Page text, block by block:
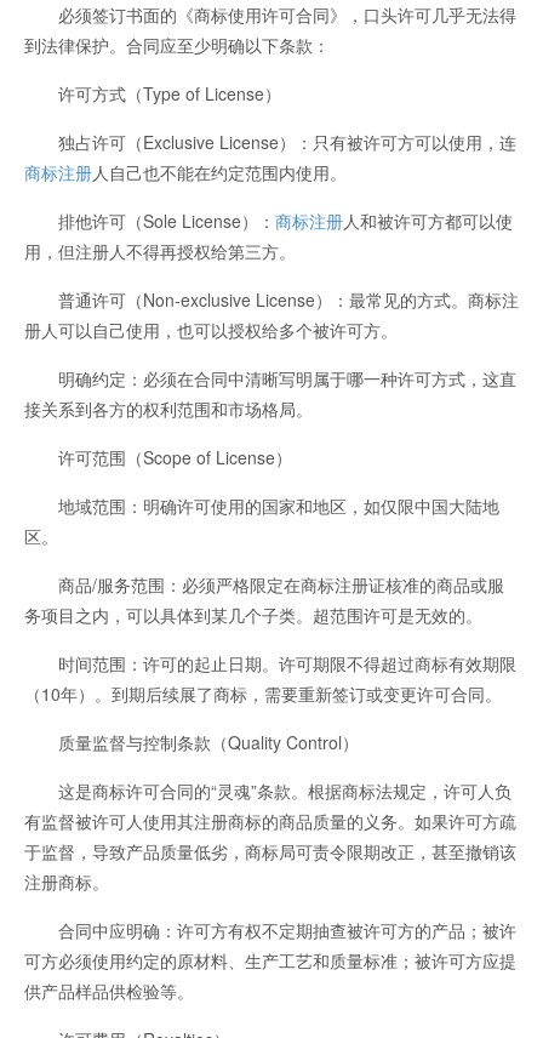
必须签订书面的《商标使用许可合同》，口头许可几乎无法得
到法律保护。合同应至少明确以下条款：
许可方式（Type of License）
独占许可（Exclusive License）：只有被许可方可以使用，连
商标注册人自己也不能在约定范围内使用。
排他许可（Sole License）： 商标注册人和被许可方都可以使
用，但注册人不得再授权给第三方。
普通许可（Non-exclusive License）：最常见的方式。商标注
册人可以自己使用，也可以授权给多个被许可方。
明确约定：必须在合同中清晰写明属于哪一种许可方式，这直
接关系到各方的权利范围和市场格局。
许可范围（Scope of License）
地域范围：明确许可使用的国家和地区，如仅限中国大陆地
区。
商品/服务范围：必须严格限定在商标注册证核准的商品或服
务项目之内，可以具体到某几个子类。超范围许可是无效的。
时间范围：许可的起止日期。许可期限不得超过商标有效期限
（10年）。到期后续展了商标，需要重新签订或变更许可合同。
质量监督与控制条款（Quality Control）
这是商标许可合同的“灵魂”条款。根据商标法规定，许可人负
有监督被许可人使用其注册商标的商品质量的义务。如果许可方疏
于监督，导致产品质量低劣，商标局可责令限期改正，甚至撤销该
注册商标。
合同中应明确：许可方有权不定期抽查被许可方的产品；被许
可方必须使用约定的原材料、生产工艺和质量标准；被许可方应提
供产品样品供检验等。